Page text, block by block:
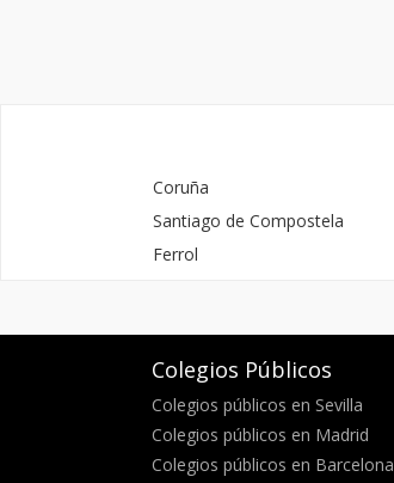
Coruña
Santiago de Compostela
Ferrol
Colegios Públicos
Colegios públicos en Sevilla
Colegios públicos en Madrid
Colegios públicos en Barcelona